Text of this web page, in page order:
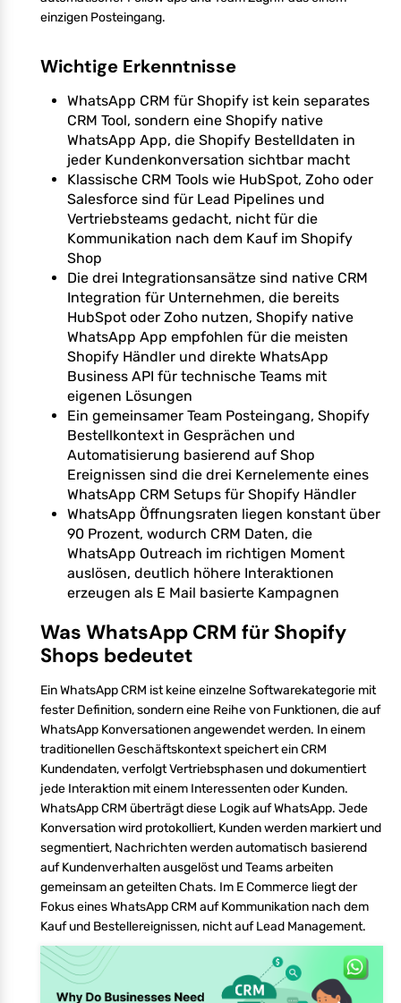
einzigen Posteingang.
Wichtige Erkenntnisse
WhatsApp CRM für Shopify ist kein separates
CRM Tool, sondern eine Shopify native
WhatsApp App, die Shopify Bestelldaten in
jeder Kundenkonversation sichtbar macht
Klassische CRM Tools wie HubSpot, Zoho oder
Salesforce sind für Lead Pipelines und
Vertriebsteams gedacht, nicht für die
Kommunikation nach dem Kauf im Shopify
Shop
Die drei Integrationsansätze sind native CRM
Integration für Unternehmen, die bereits
HubSpot oder Zoho nutzen, Shopify native
WhatsApp App empfohlen für die meisten
Shopify Händler und direkte WhatsApp
Business API für technische Teams mit
eigenen Lösungen
Ein gemeinsamer Team Posteingang, Shopify
Bestellkontext in Gesprächen und
Automatisierung basierend auf Shop
Ereignissen sind die drei Kernelemente eines
WhatsApp CRM Setups für Shopify Händler
WhatsApp Öffnungsraten liegen konstant über
90 Prozent, wodurch CRM Daten, die
WhatsApp Outreach im richtigen Moment
auslösen, deutlich höhere Interaktionen
erzeugen als E Mail basierte Kampagnen
Was WhatsApp CRM für Shopify
Shops bedeutet
Ein WhatsApp CRM ist keine einzelne Softwarekategorie mit
fester Definition, sondern eine Reihe von Funktionen, die auf
WhatsApp Konversationen angewendet werden. In einem
traditionellen Geschäftskontext speichert ein CRM
Kundendaten, verfolgt Vertriebsphasen und dokumentiert
jede Interaktion mit einem Interessenten oder Kunden.
WhatsApp CRM überträgt diese Logik auf WhatsApp. Jede
Konversation wird protokolliert, Kunden werden markiert und
segmentiert, Nachrichten werden automatisch basierend
auf Kundenverhalten ausgelöst und Teams arbeiten
gemeinsam an geteilten Chats. Im E Commerce liegt der
Fokus eines WhatsApp CRM auf Kommunikation nach dem
Kauf und Bestellereignissen, nicht auf Lead Management.